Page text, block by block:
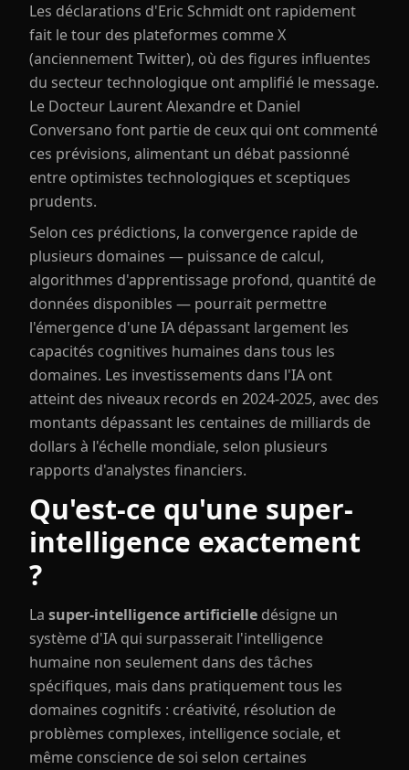
Les déclarations d'Eric Schmidt ont rapidement
fait le tour des plateformes comme X
(anciennement Twitter), où des figures influentes
du secteur technologique ont amplifié le message.
Le Docteur Laurent Alexandre et Daniel
Conversano font partie de ceux qui ont commenté
ces prévisions, alimentant un débat passionné
entre optimistes technologiques et sceptiques
prudents.
Selon ces prédictions, la convergence rapide de
plusieurs domaines — puissance de calcul,
algorithmes d'apprentissage profond, quantité de
données disponibles — pourrait permettre
l'émergence d'une IA dépassant largement les
capacités cognitives humaines dans tous les
domaines. Les investissements dans l'IA ont
atteint des niveaux records en 2024-2025, avec des
montants dépassant les centaines de milliards de
dollars à l'échelle mondiale, selon plusieurs
rapports d'analystes financiers.
Qu'est-ce qu'une super-
intelligence exactement
?
La super-intelligence artificielle désigne un
système d'IA qui surpasserait l'intelligence
humaine non seulement dans des tâches
spécifiques, mais dans pratiquement tous les
domaines cognitifs : créativité, résolution de
problèmes complexes, intelligence sociale, et
même conscience de soi selon certaines